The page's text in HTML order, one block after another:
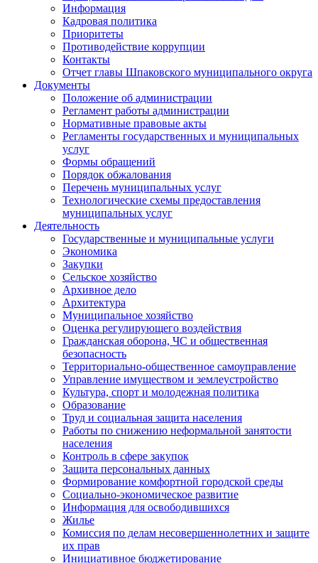
Информация
Кадровая политика
Приоритеты
Противодействие коррупции
Контакты
Отчет главы Шпаковского муниципального округа
Документы
Положение об администрации
Регламент работы администрации
Нормативные правовые акты
Регламенты государственных и муниципальных
услуг
Формы обращений
Порядок обжалования
Перечень муниципальных услуг
Технологические схемы предоставления
муниципальных услуг
Деятельность
Государственные и муниципальные услуги
Экономика
Закупки
Сельское хозяйство
Архивное дело
Архитектура
Муниципальное хозяйство
Оценка регулирующего воздействия
Гражданская оборона, ЧС и общественная
безопасность
Территориально-общественное самоуправление
Управление имуществом и землеустройство
Культура, спорт и молодежная политика
Образование
Труд и социальная защита населения
Работы по снижению неформальной занятости
населения
Контроль в сфере закупок
Защита персональных данных
Формирование комфортной городской среды
Социально-экономическое развитие
Информация для освободившихся
Жилье
Комиссия по делам несовершеннолетних и защите
их прав
Инициативное бюджетирование